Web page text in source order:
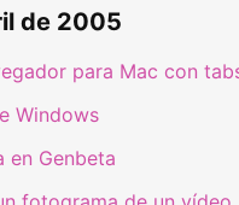
de 2005
para Mac con
Windows
en Genbeta